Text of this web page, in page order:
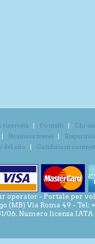
riservata Contatti Chi
Business travel
del sito
Condizioni
operator - Portale per
(MB) Via Roma 49 - Tel:
06. Numero licenza